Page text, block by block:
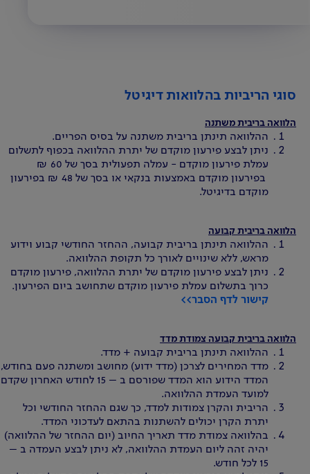
סוגי הריביות בהלוואות דיגיטל
הלוואה בריבית משתנה
ההלוואה תינתן בריבית משתנה על בסיס הפריים.
ניתן לבצע פירעון מוקדם של יתרת ההלוואה בכפוף לתשלום
עמלת פירעון מוקדם - עמלה תפעולית בסך של 60 ₪
בפירעון מוקדם באמצעות בנקאי או בסך של 48 ₪ בפירעון
מוקדם בדיגיטל.
הלוואה בריבית קבועה
ההלוואה תינתן בריבית קבועה, ההחזר החודשי קבוע וידוע
מראש, ללא שינויים לאורך כל תקופת ההלוואה.
ניתן לבצע פירעון מוקדם של יתרת ההלוואה, פירעון מוקדם
כרוך בתשלום עמלת פירעון מוקדם שתחושב ביום הפירעון.
קישור לדף הסבר>>
הלוואה בריבית קבועה צמודת מדד
ההלוואה תינתן בריבית קבועה + מדד.
מדד המחירים לצרכן (מדד ידוע) מחושב ומשתנה פעם בחודש,
המדד הידוע הוא המדד שפורסם ב – 15 לחודש האחרון שקדם
למועד העמדת ההלוואה.
הריבית והקרן צמודות למדד, כך שגם ההחזר החודשי וכל
יתרת הקרן יכולים להשתנות בהתאם לעדכוני המדד.
בהלוואה צמודת מדד תאריך החיוב (יום ההחזר של ההלוואה)
יהיה זהה ליום העמדת ההלוואה, לא ניתן לבצע העמדה ב –
15 לכל חודש.